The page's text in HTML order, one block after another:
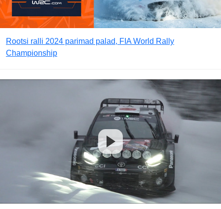
Rootsi ralli 2024 parimad palad, FIA World Rally
Championship